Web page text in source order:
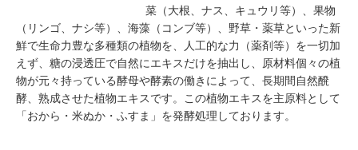
菜（大根、ナス、キュウリ等）、果物
（リンゴ、ナシ等）、海藻（コンブ等）、野草・薬草といった新
鮮で生命力豊な多種類の植物を、人工的な力（薬剤等）を一切加
えず、糖の浸透圧で自然にエキスだけを抽出し、原材料個々の植
物が元々持っている酵母や酵素の働きによって、長期間自然醗
酵、熟成させた植物エキスです。この植物エキスを主原料として
「おから・米ぬか・ふすま」を発酵処理しております。